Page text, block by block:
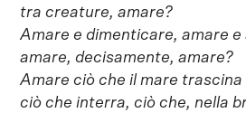
tra creature, amare?
Amare e dimenticare, amare e
amare, decisamente, amare?
Amare ciò che il mare trascina
ciò che interra, ciò che, nella